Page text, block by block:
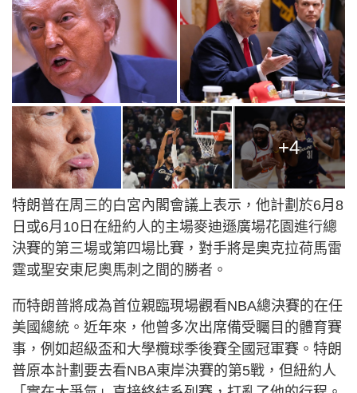
+4
特朗普在周三的白宮內閣會議上表示，他計劃於6月8
日或6月10日在紐約人的主場麥迪遜廣場花園進行總
決賽的第三場或第四場比賽，對手將是奧克拉荷馬雷
霆或聖安東尼奧馬刺之間的勝者。
而特朗普將成為首位親臨現場觀看NBA總決賽的在任
美國總統。近年來，他曾多次出席備受矚目的體育賽
事，例如超級盃和大學欖球季後賽全國冠軍賽。特朗
普原本計劃要去看NBA東岸決賽的第5戰，但紐約人